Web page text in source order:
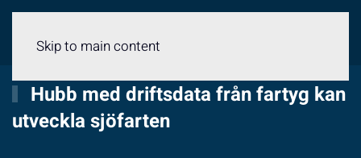
Skip to main content
Hubb med driftsdata från fartyg kan
utveckla sjöfarten